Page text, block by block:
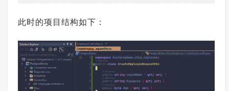
此时的项目结构如下：